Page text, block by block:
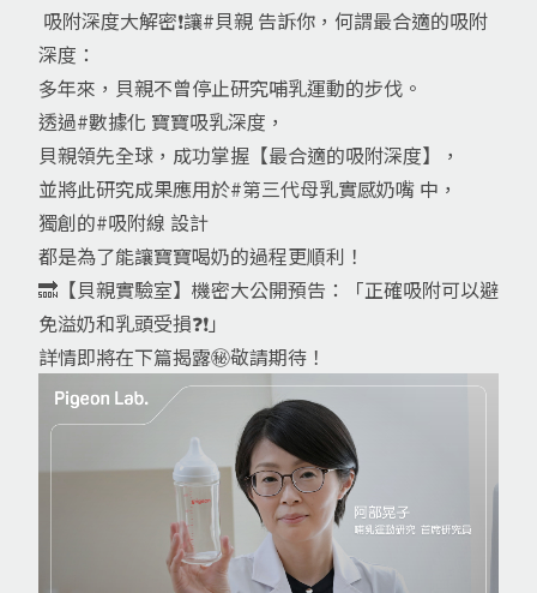
吸附深度大解密❗️讓#貝親 告訴你，何謂最合適的吸附
深度：
多年來，貝親不曾停止研究哺乳運動的步伐。
透過#數據化 寶寶吸乳深度，
貝親領先全球，成功掌握【最合適的吸附深度】，
並將此研究成果應用於#第三代母乳實感奶嘴 中，
獨創的#吸附線 設計
都是為了能讓寶寶喝奶的過程更順利！
🔜【貝親實驗室】機密大公開預告：「正確吸附可以避
免溢奶和乳頭受損❓❗️」
詳情即將在下篇揭露㊙️敬請期待！